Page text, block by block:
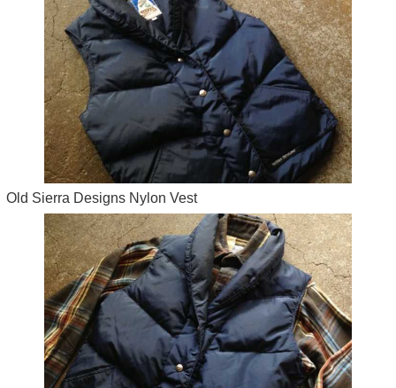
Old Sierra Designs Nylon Vest